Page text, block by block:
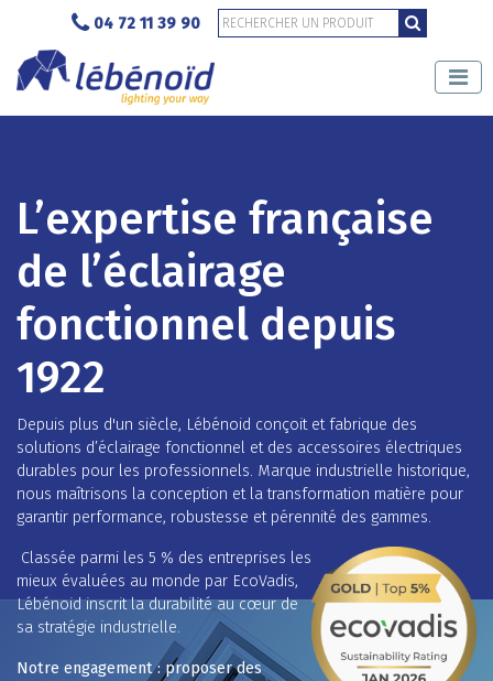
04 72 11 39 90
L’expertise française
de l’éclairage
fonctionnel depuis
1922
Depuis plus d'un siècle, Lébénoid conçoit et fabrique des
solutions d’éclairage fonctionnel et des accessoires électriques
durables pour les professionnels. Marque industrielle historique,
nous maîtrisons la conception et la transformation matière pour
garantir performance, robustesse et pérennité des gammes.
Classée parmi les 5 % des entreprises les
mieux évaluées au monde par EcoVadis,
Lébénoid inscrit la durabilité au cœur de
sa stratégie industrielle.
Notre engagement : proposer des